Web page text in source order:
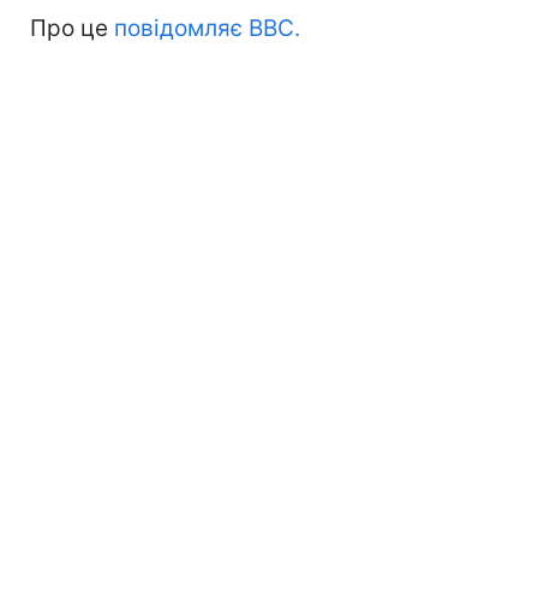
Про це повідомляє BBC.